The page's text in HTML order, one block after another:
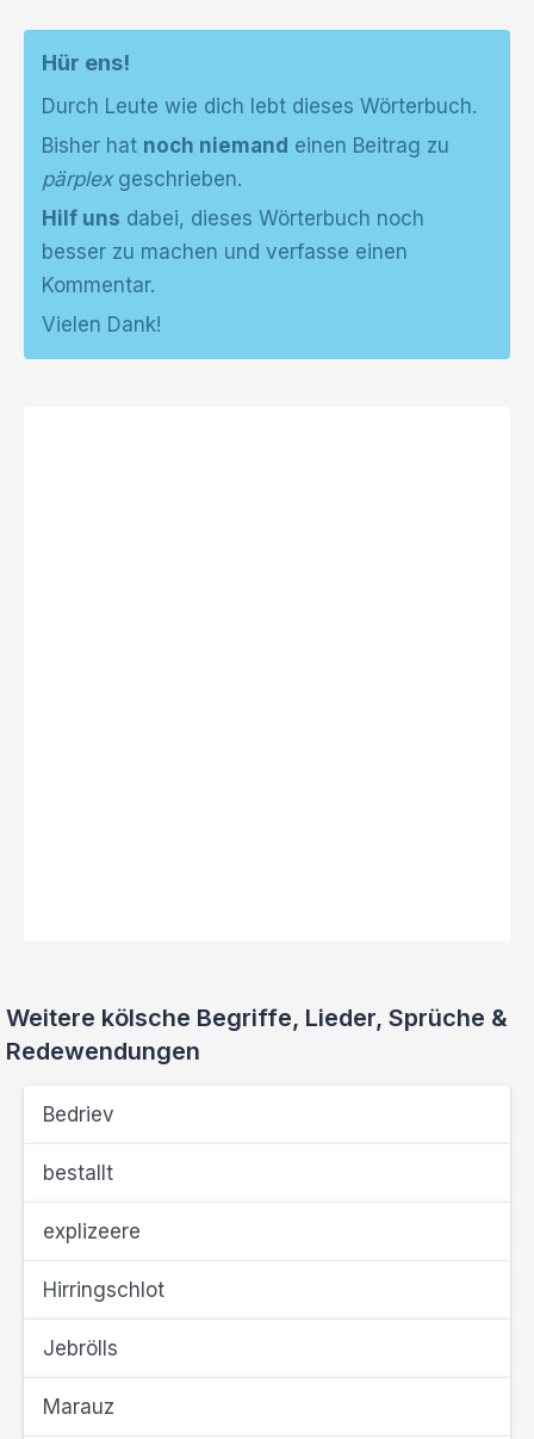
Hür ens!
Durch Leute wie dich lebt dieses Wörterbuch.
Bisher hat noch niemand einen Beitrag zu
pärplexgeschrieben.
Hilf uns dabei, dieses Wörterbuch noch
besser zu machen und verfasse einen
Kommentar.
Vielen Dank!
Weitere kölsche Begriffe, Lieder, Sprüche &
Redewendungen
Bedriev
bestallt
explizeere
Hirringschlot
Jebrölls
Marauz